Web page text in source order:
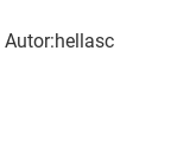
Autor:hellasc